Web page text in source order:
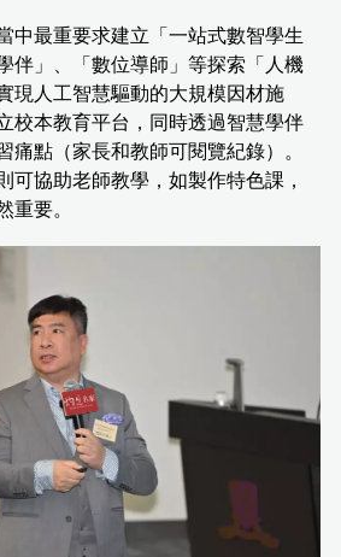
中最重要求建立「一站式數智學生
伴」、「數位導師」等探索「人機
現人工智慧驅動的大規模因材施
校本教育平台，同時透過智慧學伴
痛點（家長和教師可閱覽紀錄）。
可協助老師教學，如製作特色課，
重要。